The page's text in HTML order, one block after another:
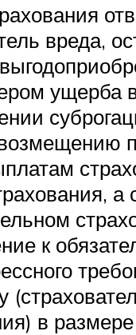
вреда,
ущерба в
а
к
в размере